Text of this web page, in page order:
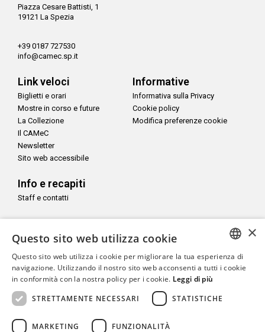
Piazza Cesare Battisti, 1
19121 La Spezia
+39 0187 727530
info@camec.sp.it
Link veloci
Biglietti e orari
Mostre in corso e future
La Collezione
Il CAMeC
Newsletter
Sito web accessibile
Informative
Informativa sulla Privacy
Cookie policy
Modifica preferenze cookie
Info e recapiti
Staff e contatti
Con il sostegno di
ITALIAN
×
Questo sito web utilizza cookie
Questo sito web utilizza i cookie per migliorare la tua esperienza di
navigazione. Utilizzando il nostro sito web acconsenti a tutti i cookie
in conformità con la nostra policy per i cookie. Leggi di più
STRETTAMENTE NECESSARI
STATISTICHE
MARKETING FUNZIONALITÀ